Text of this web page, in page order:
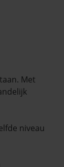
Met
niveau